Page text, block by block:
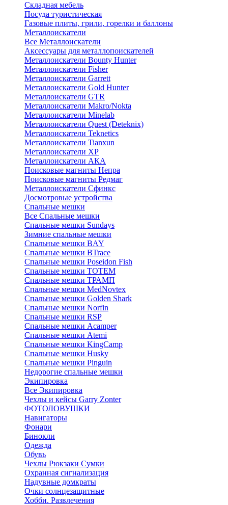
Складная мебель
Посуда туристическая
Газовые плиты, грили, горелки и баллоны
Металлоискатели
Все Металлоискатели
Аксессуары для металлопоискателей
Металлоискатели Bounty Hunter
Металлоискатели Fisher
Металлоискатели Garrett
Металлоискатели Gold Hunter
Металлоискатели GTR
Металлоискатели Makro/Nokta
Металлоискатели Minelab
Металлоискатели Quest (Deteknix)
Металлоискатели Teknetics
Металлоискатели Tianxun
Металлоискатели XP
Металлоискатели АКА
Поисковые магниты Непра
Поисковые магниты Редмаг
Металлоискатели Сфинкс
Досмотровые устройства
Спальные мешки
Все Спальные мешки
Спальные мешки Sundays
Зимние спальные мешки
Спальные мешки BAY
Спальные мешки BTrace
Спальные мешки Poseidon Fish
Спальные мешки ТОТЕМ
Спальные мешки ТРАМП
Cпальные мешки MedNovtex
Спальные мешки Golden Shark
Спальные мешки Norfin
Спальные мешки RSP
Спальные мешки Acamper
Спальные мешки Atemi
Спальные мешки KingCamp
Спальные мешки Husky
Спальные мешки Pinguin
Недорогие спальные мешки
Экипировка
Все Экипировка
Чехлы и кейсы Garry Zonter
ФОТОЛОВУШКИ
Навигаторы
Фонари
Бинокли
Одежда
Обувь
Чехлы Рюкзаки Сумки
Охранная сигнализация
Надувные домкраты
Очки солнцезащитные
Хобби. Развлечения